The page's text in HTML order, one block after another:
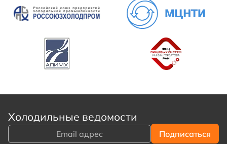
Холодильные ведомости